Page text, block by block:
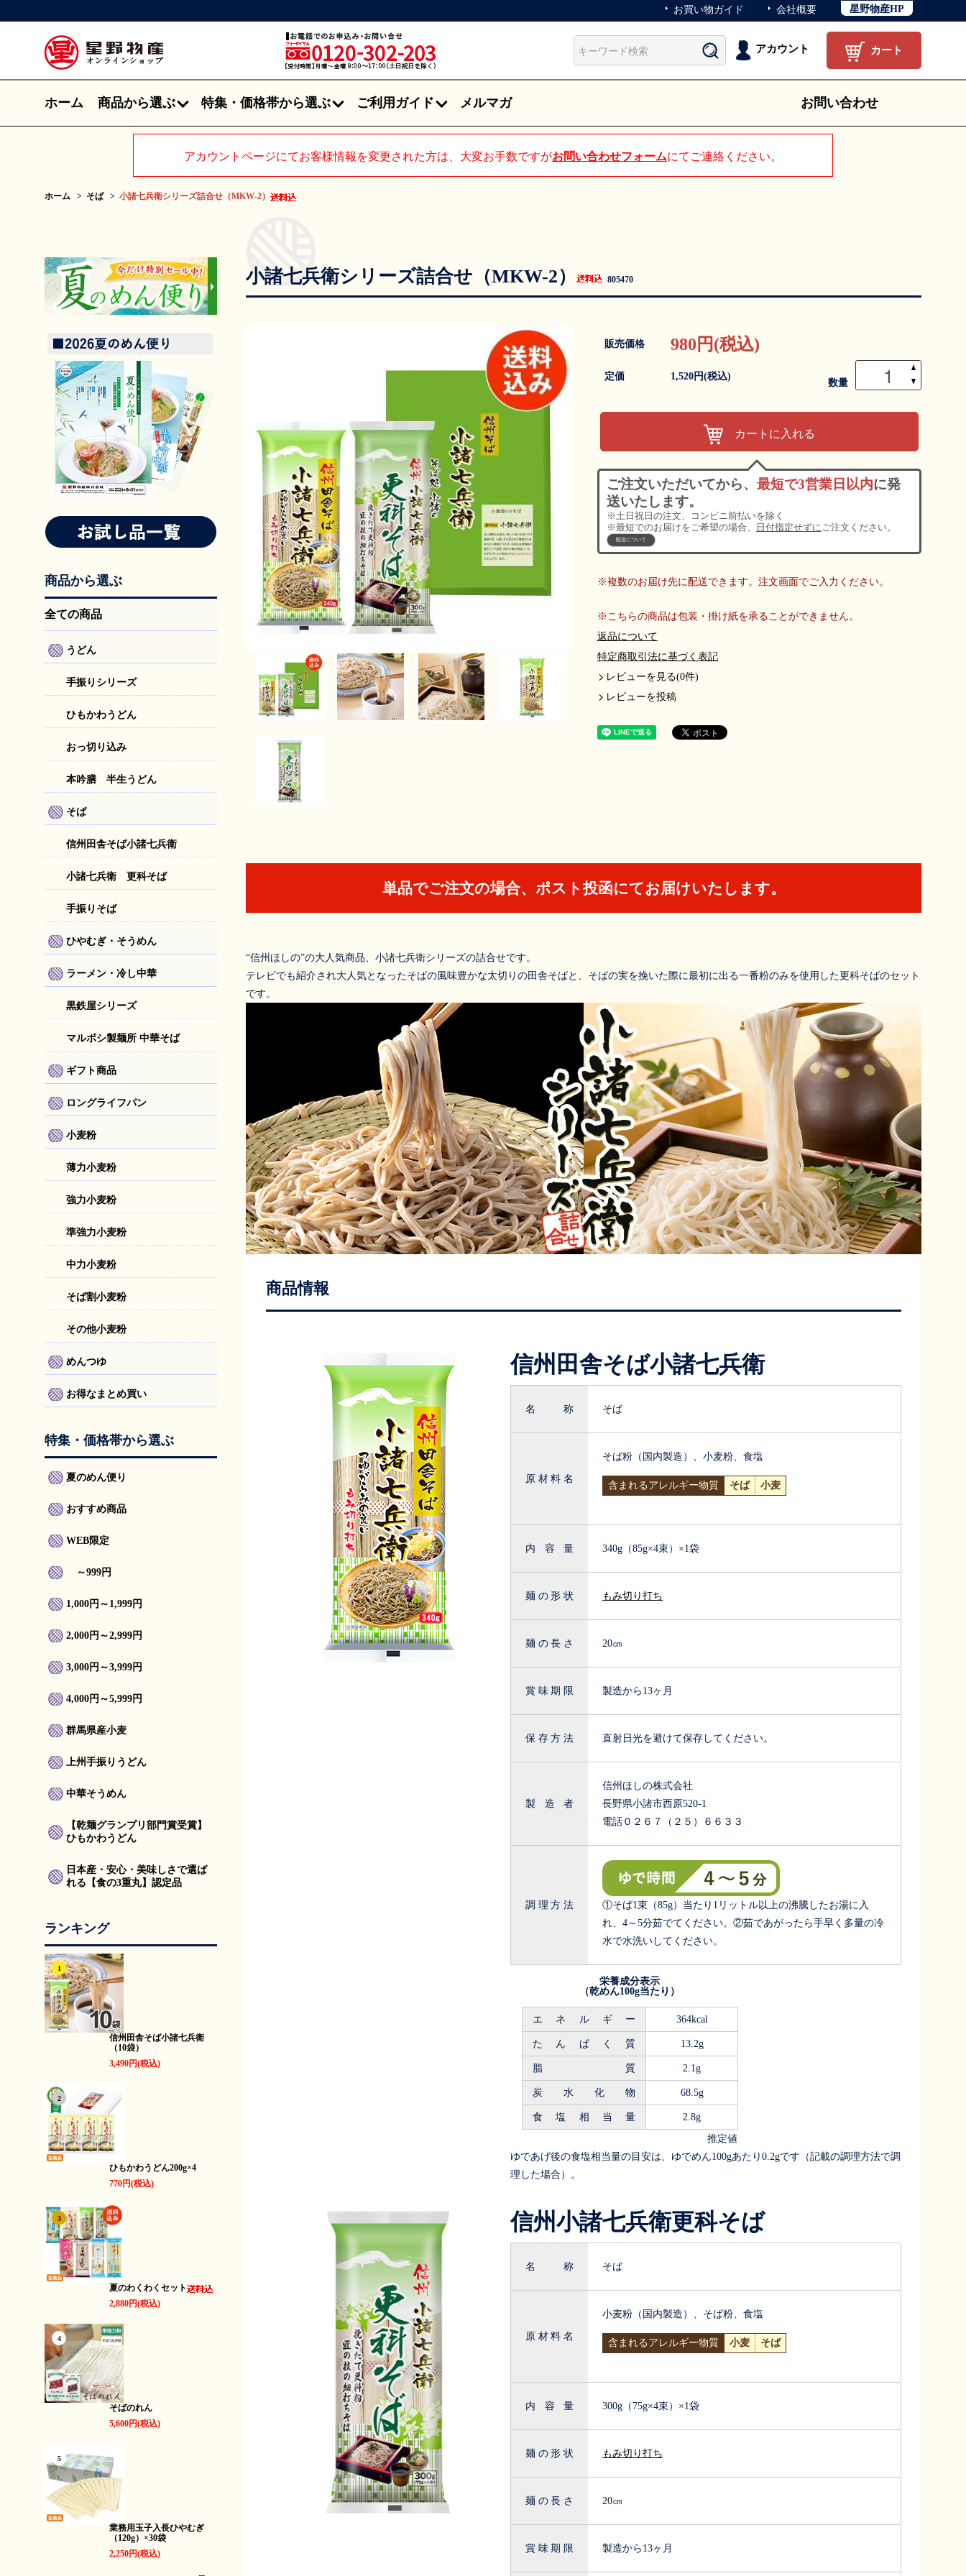
星野物産HP
会社概要
お買い物ガイド
アカウント カート
ホーム 商品から選ぶ 特集・価格帯から選ぶ ご利用ガイド メルマガ お問い合わせ
アカウントページにてお客様情報を変更された方は、大変お手数ですがお問い合わせフォームにてご連絡ください。
ホーム そば 小諸七兵衛シリーズ詰合せ（MKW-2）
小諸七兵衛シリーズ詰合せ（MKW-2） 805470
販売価格 980円(税込)
定価 1,520円(税込)
数量
▲
▼
カートに入れる
ご注文いただいてから、 最短で3営業日以内に発
送いたします。
※土日祝日の注文、コンビニ前払いを除く
※最短でのお届けをご希望の場合、
日付指定せずにご注文ください。
配送について
※複数のお届け先に配送できます。注文画面でご入力ください。
※こちらの商品は包装・掛け紙を承ることができません。
返品について
特定商取引法に基づく表記
レビューを見る(0件)
レビューを投稿
単品でご注文の場合、ポスト投函にてお届けいたします。
“信州ほしの”の大人気商品、小諸七兵衛シリーズの詰合せです。
テレビでも紹介され大人気となったそばの風味豊かな太切りの田舎そばと、そばの実を挽いた際に最初に出る一番粉のみを使用した更科そばのセット
です。
商品情報
信州田舎そば小諸七兵衛
名称 そば
原材料名
そば粉（国内製造）、小麦粉、食塩
含まれるアレルギー物質 そば 小麦
内容量 340g（85g×4束）×1袋
麺の形状 もみ切り打ち
麺の長さ 20㎝
賞味期限 製造から13ヶ月
保存方法 直射日光を避けて保存してください。
製造者
信州ほしの株式会社
長野県小諸市西原520-1
電話０２６７（２５）６６３３
調理方法
①そば1束（85g）当たり1リットル以上の沸騰したお湯に入
れ、4～5分茹でてください。②茹であがったら手早く多量の冷
水で水洗いしてください。
栄養成分表示
（乾めん100g当たり）
エネルギー 364kcal
たんぱく質 13.2g
脂質 2.1g
炭水化物 68.5g
食塩相当量
2.8g
推定値
ゆであげ後の食塩相当量の目安は、ゆでめん100gあたり0.2gです（記載の調理方法で調
理した場合）。
信州小諸七兵衛更科そば
名称 そば
原材料名
小麦粉（国内製造）、そば粉、食塩
含まれるアレルギー物質 小麦 そば
内容量 300g（75g×4束）×1袋
麺の形状 もみ切り打ち
麺の長さ 20㎝
賞味期限 製造から13ヶ月
商品から選ぶ
全ての商品
うどん
手振りシリーズ
ひもかわうどん
おっ切り込み
本吟膳 半生うどん
そば
信州田舎そば小諸七兵衛
小諸七兵衛 更科そば
手振りそば
ひやむぎ・そうめん
ラーメン・冷し中華
黒鉄屋シリーズ
マルボシ製麺所 中華そば
ギフト商品
ロングライフパン
小麦粉
薄力小麦粉
強力小麦粉
準強力小麦粉
中力小麦粉
そば割小麦粉
その他小麦粉
めんつゆ
お得なまとめ買い
特集・価格帯から選ぶ
夏のめん便り
おすすめ商品
WEB限定
～999円
1,000円～1,999円
2,000円～2,999円
3,000円～3,999円
4,000円～5,999円
群馬県産小麦
上州手振りうどん
中華そうめん
【乾麺グランプリ部門賞受賞】
ひもかわうどん
日本産・安心・美味しさで選ば
れる【食の3重丸】認定品
ランキング
1
信州田舎そば小諸七兵衛
（10袋）
3,490円(税込)
2
ひもかわうどん200g×4
770円(税込)
3
夏のわくわくセット
2,880円(税込)
4
そばのれん
5,600円(税込)
5
業務用玉子入長ひやむぎ
（120g）×30袋
2,250円(税込)